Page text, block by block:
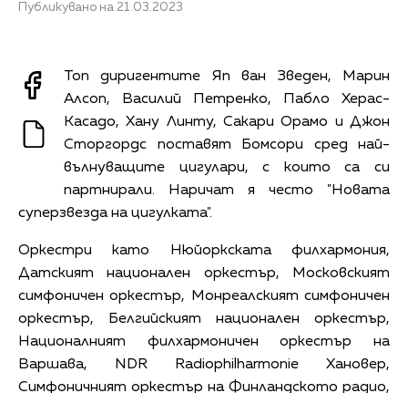
Публикувано на 21.03.2023
Топ диригентите Яп ван Зведен, Марин
Алсоп, Василий Петренко, Пабло Херас-
Касадо, Хану Линту, Сакари Орамо и Джон
Сторгордс поставят Бомсори сред най-
вълнуващите цигулари, с които са си
партнирали. Наричат я често "Новата
суперзвезда на цигулката".
Оркестри като Нюйоркската филхармония,
Датският национален оркестър, Московският
симфоничен оркестър, Монреалският симфоничен
оркестър, Белгийският национален оркестър,
Националният филхармоничен оркестър на
Варшава, NDR Radiophilharmonie Хановер,
Симфоничният оркестър на Финландското радио,